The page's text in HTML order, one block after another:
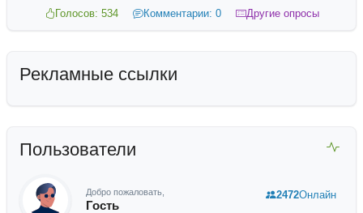
Голосов: 534 Комментарии: 0 Другие опросы
Рекламные ссылки
Пользователи
Добро пожаловать,
Гость
2472Онлайн